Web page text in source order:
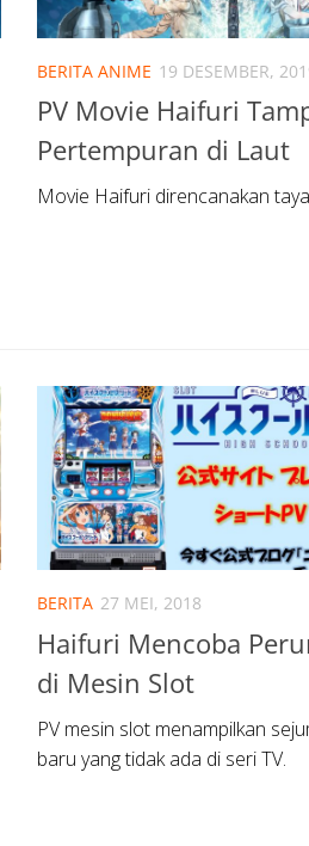
BERITA ANIME 19 DESEMBER,
PV Movie Haifuri
Pertempuran di Laut
Movie Haifuri direncanakan
BERITA 27 MEI, 2018
Haifuri Mencoba
di Mesin Slot
PV mesin slot menampilkan
baru yang tidak ada di seri TV.